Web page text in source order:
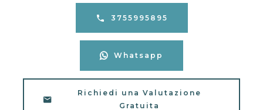
3755995895
Whatsapp
Richiedi una Valutazione
Gratuita